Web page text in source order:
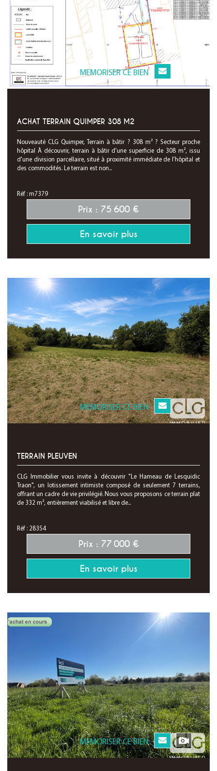
MEMORISER CE BIEN
ACHAT TERRAIN QUIMPER 308 M2
Nouveauté CLG Quimper, Terrain à bâtir ? 308 m² ? Secteur proche
hôpital À découvrir, terrain à bâtir d'une superficie de 308 m², issu
d'une division parcellaire, situé à proximité immédiate de l'hôpital et
des commodités. Le terrain est non...
Réf : m7379
Prix : 75 600 €
En savoir plus
MEMORISER CE BIEN
TERRAIN PLEUVEN
CLG Immobilier vous invite à découvrir "Le Hameau de Lesquidic
Traon", un lotissement intimiste composé de seulement 7 terrains,
offrant un cadre de vie privilégié. Nous vous proposons ce terrain plat
de 332 m², entièrement viabilisé et libre de...
Réf : 28354
Prix : 77 000 €
En savoir plus
MEMORISER CE BIEN